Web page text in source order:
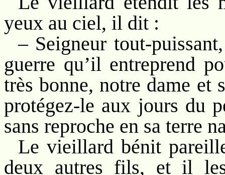
yeux au ciel, il dit :
– Seigneur tout-
guerre qu’il entreprend
très bonne, notre dame et
protégez-le aux jours du
sans reproche en sa terre
Le vieillard bénit
deux autres fils, et il